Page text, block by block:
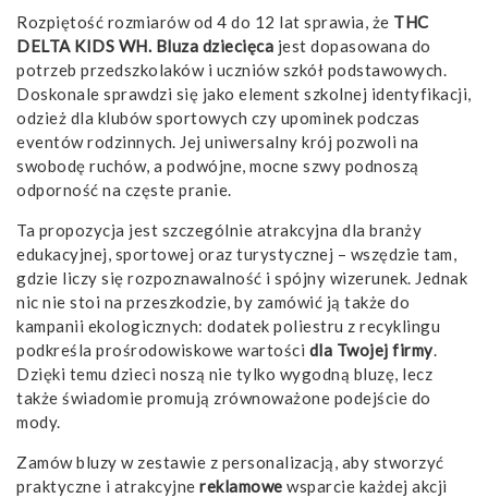
Rozpiętość rozmiarów od 4 do 12 lat sprawia, że THC
DELTA KIDS WH. Bluza dziecięca jest dopasowana do
potrzeb przedszkolaków i uczniów szkół podstawowych.
Doskonale sprawdzi się jako element szkolnej identyfikacji,
odzież dla klubów sportowych czy upominek podczas
eventów rodzinnych. Jej uniwersalny krój pozwoli na
swobodę ruchów, a podwójne, mocne szwy podnoszą
odporność na częste pranie.
Ta propozycja jest szczególnie atrakcyjna dla branży
edukacyjnej, sportowej oraz turystycznej – wszędzie tam,
gdzie liczy się rozpoznawalność i spójny wizerunek. Jednak
nic nie stoi na przeszkodzie, by zamówić ją także do
kampanii ekologicznych: dodatek poliestru z recyklingu
podkreśla prośrodowiskowe wartości dla Twojej firmy.
Dzięki temu dzieci noszą nie tylko wygodną bluzę, lecz
także świadomie promują zrównoważone podejście do
mody.
Zamów bluzy w zestawie z personalizacją, aby stworzyć
praktyczne i atrakcyjne reklamowe wsparcie każdej akcji